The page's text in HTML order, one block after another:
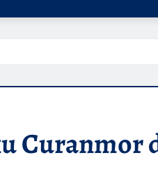
Curanmor